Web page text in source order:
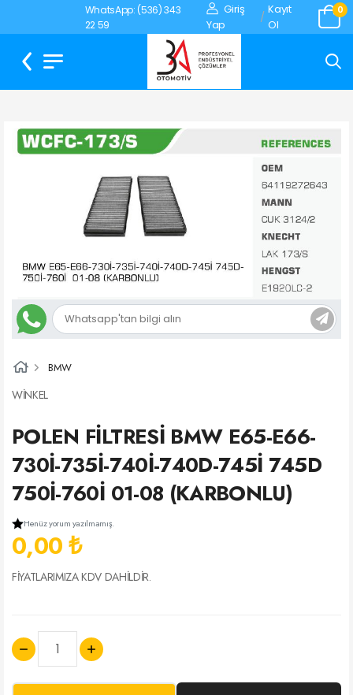
WhatsApp: (536) 343
22 59
Giriş
Yap
/
Kayıt
Ol
0
BMW
WİNKEL
POLEN FİLTRESİ BMW E65-E66-
730İ-735İ-740İ-740D-745İ 745D
750İ-760İ 01-08 (KARBONLU)
Henüz yorum yazılmamış.
0,00 ₺
FİYATLARIMIZA KDV DAHİLDİR.